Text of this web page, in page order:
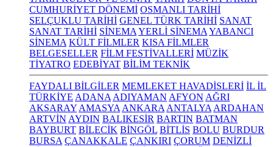
CUMHURİYET DÖNEMİ OSMANLI TARİHİ
SELÇUKLU TARİHİ GENEL TÜRK TARİHİ SANAT
SANAT TARİHİ SİNEMA YERLİ SİNEMA YABANCI
SİNEMA KÜLT FİLMLER KISA FİLMLER
BELGESELLER FİLM FESTİVALLERİ MÜZİK
TİYATRO EDEBİYAT BİLİM TEKNİK
FAYDALI BİLGİLER MEMLEKET HAVADİSLERİ İL İL
TÜRKİYE ADANA ADIYAMAN AFYON AĞRI
AKSARAY AMASYA ANKARA ANTALYA ARDAHAN
ARTVİN AYDIN BALIKESİR BARTIN BATMAN
BAYBURT BİLECİK BİNGÖL BİTLİS BOLU BURDUR
BURSA ÇANAKKALE ÇANKIRI ÇORUM DENİZLİ